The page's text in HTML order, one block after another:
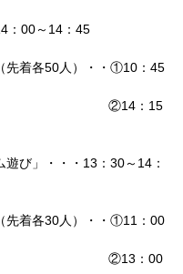
00～14：45
着各50人）・・①10：45
15
」・・・13：30～14：
着各30人）・・①11：00
00